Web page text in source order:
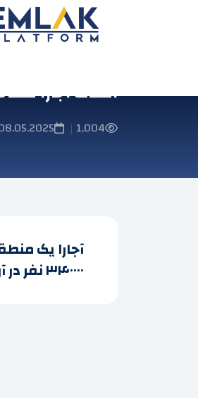
املاک آجارا
1,004
|
۳۴۰۰۰۰ نفر در آن زندگی می کنند.